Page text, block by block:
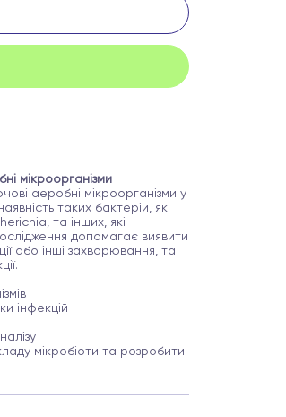
мікроорганізми
аеробні мікроорганізми у
таких бактерій, як
та інших, які
допомагає виявити
або інші захворювання, та
інфекцій
мікробіоти та розробити